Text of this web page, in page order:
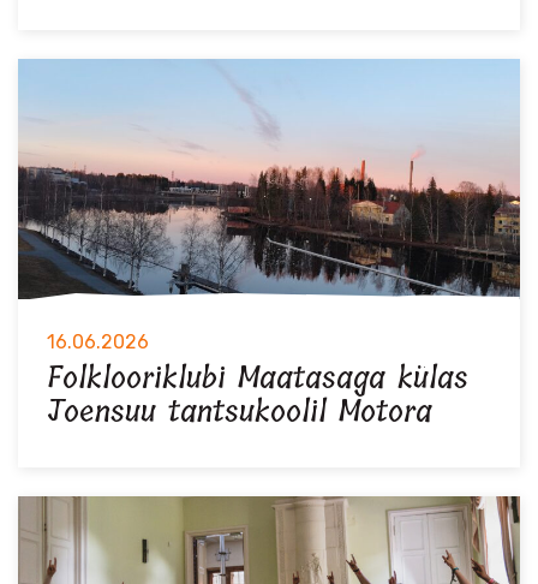
16.06.2026
Folklooriklubi Maatasaga külas
Joensuu tantsukoolil Motora